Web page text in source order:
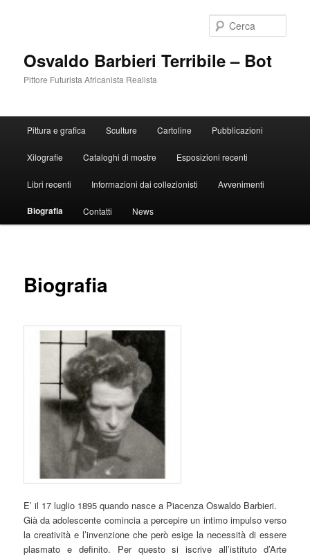
Osvaldo Barbieri Terribile – Bot
Pittore Futurista Africanista Realista
principale
Pittura e grafica Sculture Cartoline Pubblicazioni
Xilografie Cataloghi di mostre Esposizioni recenti
Libri recenti Informazioni dai collezionisti Avvenimenti
Biografia Contatti News
Biografia
E’ il 17 luglio 1895 quando nasce a Piacenza Oswaldo Barbieri.
Già da adolescente comincia a percepire un intimo impulso verso
la creatività e l’invenzione che però esige la necessità di essere
plasmato e definito. Per questo si iscrive all’istituto d’Arte